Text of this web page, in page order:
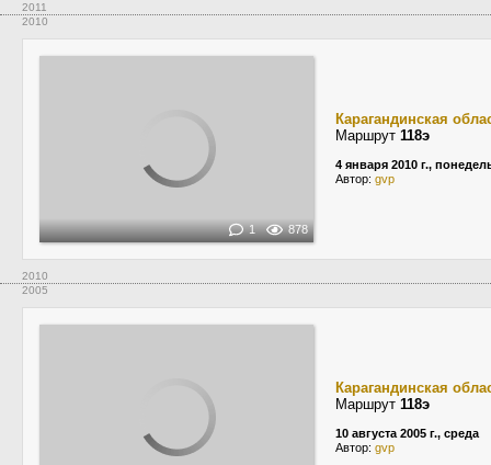
2011
2010
1 878
Карагандинская
Маршрут 118э
4 января 2010 г.,
Автор: gvp
2010
2005
Карагандинская
Маршрут 118э
10 августа 2005 г., среда
Автор: gvp